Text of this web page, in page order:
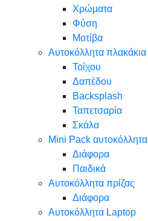
Χρώματα
Φύση
Μοτίβα
Αυτοκόλλητα πλακάκια
Τοίχου
Δαπέδου
Backsplash
Ταπετσαρία
Σκάλα
Mini Pack αυτοκόλλητα
Διάφορα
Παιδικά
Αυτοκόλλητα πρίζας
Διάφορα
Αυτοκόλλητα Laptop